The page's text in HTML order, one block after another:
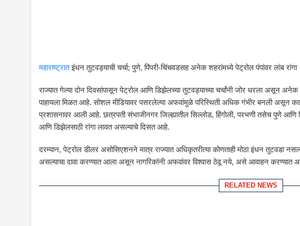
महाराष्ट्रातइंधन तुटवड्याची चर्चा; पुणे, पिंपरी-चिंचवडसह अनेक शहरांमध्ये पेट्रोल पंपांवर लांब रांगा
राज्यात गेल्या दोन दिवसांपासून पेट्रोल आणि डिझेलच्या तुटवड्याच्या चर्चांनी जोर धरला असून अनेक
पाहायला मिळत आहे. सोशल मीडियावर पसरलेल्या अफवांमुळे परिस्थिती अधिक गंभीर बनली असून
प्रशासनावर आली आहे. छत्रपती संभाजीनगर जिल्ह्यातील सिल्लोड, हिंगोली, परभणी तसेच पुणे आणि
आणि डिझेलसाठी रांगा लावत असल्याचे दिसत आहे.
दरम्यान, पेट्रोल डीलर असोसिएशनने मात्र राज्यात अधिकृतरीत्या कोणताही मोठा इंधन तुटवडा
असल्याचा दावा करण्यात आला असून नागरिकांनी अफवांवर विश्वास ठेवू नये, असे आवाहन
RELATED NEWS